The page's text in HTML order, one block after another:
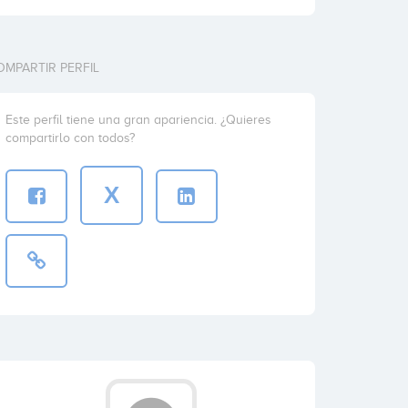
PERFIL
Este perfil tiene una gran apariencia. ¿Quieres
compartirlo con todos?
X